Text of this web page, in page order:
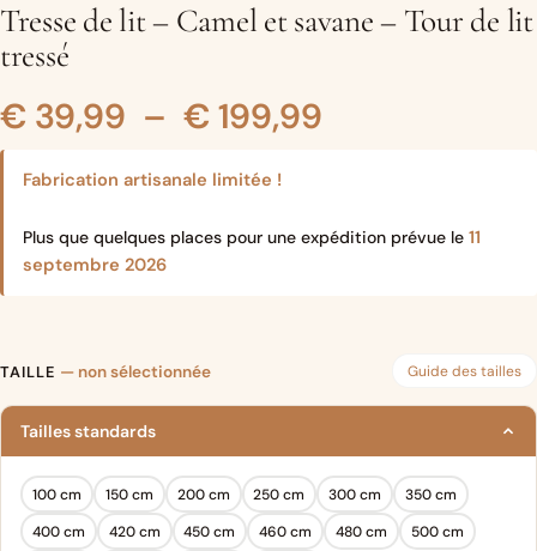
Tresse de lit – Camel et savane – Tour de lit
tressé
€ 39,99 – € 199,99
prix :
€ 199,99
Fabrication artisanale limitée !
Plus que quelques places pour une expédition prévue le 11
septembre 2026
TAILLE — non sélectionnée Guide des tailles
Tailles standards
100 cm 150 cm 200 cm 250 cm 300 cm
350 cm
400 cm
420 cm 450 cm 460 cm 480 cm
500 cm